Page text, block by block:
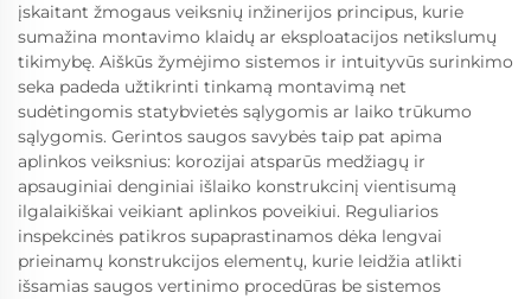
įskaitant žmogaus veiksnių inžinerijos principus, kurie
sumažina montavimo klaidų ar eksploatacijos netikslumų
tikimybę. Aiškūs žymėjimo sistemos ir intuityvūs surinkimo
seka padeda užtikrinti tinkamą montavimą net
sudėtingomis statybvietės sąlygomis ar laiko trūkumo
sąlygomis. Gerintos saugos savybės taip pat apima
aplinkos veiksnius: korozijai atsparūs medžiagų ir
apsauginiai denginiai išlaiko konstrukcinį vientisumą
ilgalaikiškai veikiant aplinkos poveikiui. Reguliarios
inspekcinės patikros supaprastinamos dėka lengvai
prieinamų konstrukcijos elementų, kurie leidžia atlikti
išsamias saugos vertinimo procedūras be sistemos